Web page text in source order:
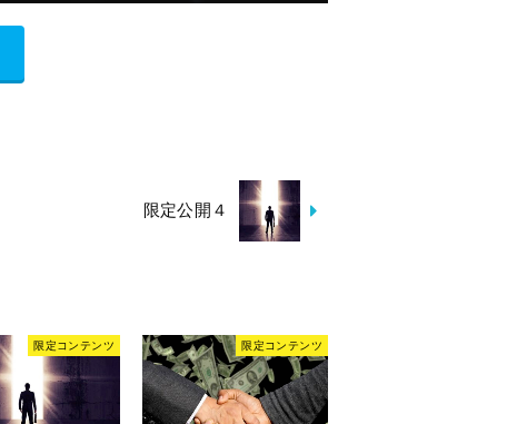
限定公開４
限定コンテンツ 限定コンテンツ